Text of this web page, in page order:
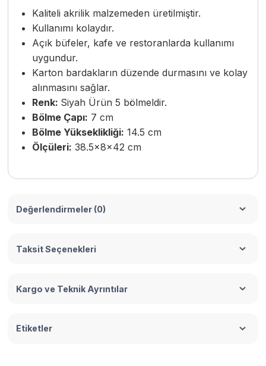
Kaliteli akrilik malzemeden üretilmiştir.
Kullanımı kolaydır.
Açık büfeler, kafe ve restoranlarda kullanımı
uygundur.
Karton bardakların düzende durmasını ve kolay
alınmasını sağlar.
Renk: Siyah Ürün 5 bölmeldir.
Bölme Çapı: 7 cm
Bölme Yükseklikliği: 14.5 cm
Ölçüleri: 38.5x8x42 cm
Değerlendirmeler (0)
Taksit Seçenekleri
Kargo ve Teknik Ayrıntılar
Etiketler